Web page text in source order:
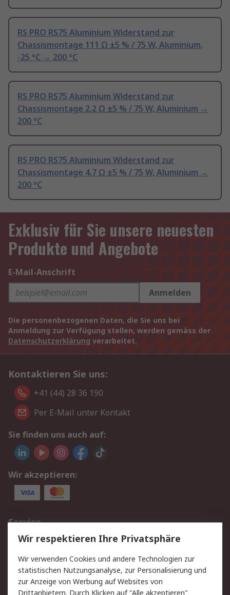
RS PRO RS75 Aluminium Widerstand zur
Chassismontage 111 Ω ±5 % / 75 W, Aluminium,
-25 °C → 200 °C
RS PRO RS75 Aluminium Widerstand zur
Chassismontage 2.2 Ω ±5 % / 75 W, Aluminium →
200 °C
RS PRO RS75 Aluminium Widerstand zur
Chassismontage 4.7 Ω ±5 % / 75 W, Aluminium →
200 °C
Exklusiv für Sie unsere neuesten
Produkte und Angebote
E-Mail-Anschrift
Anmelden
Die personenbezogenen Daten, die Sie uns bei
Anmeldung zur Verfügung stellen, werden gemäss der
Datenschutzerklärung verarbeitet.
Kontaktieren Sie uns:
+41 (44) 28 36 190
Per E-Mail unter Kontakt
Sie finden uns auch auf:
Wir akzeptieren:
Service
Value Added Services
Lieferlösungen
Rücksendungen
Kontakt
Hilfe
Wir respektieren Ihre Privatsphäre
Wir verwenden Cookies und andere Technologien zur
statistischen Nutzungsanalyse, zur Personalisierung und
zur Anzeige von Werbung auf Websites von
Drittanbietern. Durch Klicken auf "Alle akzeptieren"